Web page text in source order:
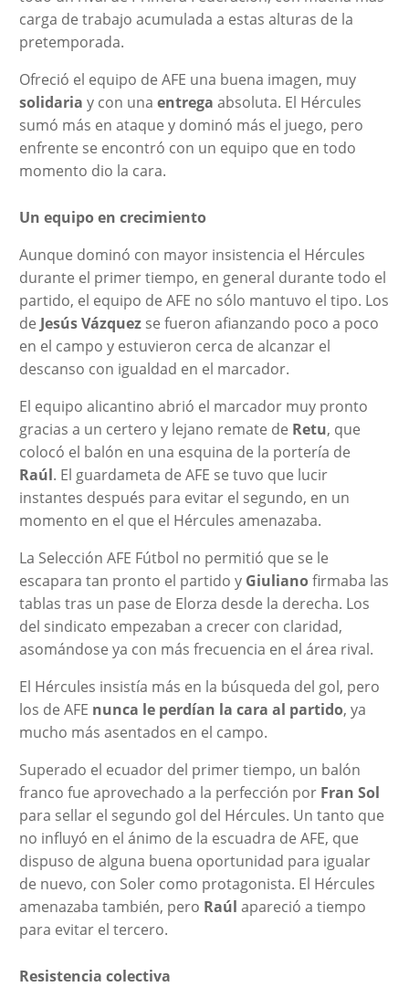
carga de trabajo acumulada a estas alturas de la
pretemporada.
Ofreció el equipo de AFE una buena imagen, muy
solidaria y con una entrega absoluta. El Hércules
sumó más en ataque y dominó más el juego, pero
enfrente se encontró con un equipo que en todo
momento dio la cara.
Un equipo en crecimiento
Aunque dominó con mayor insistencia el Hércules
durante el primer tiempo, en general durante todo el
partido, el equipo de AFE no sólo mantuvo el tipo. Los
de Jesús Vázquezse fueron afianzando poco a poco
en el campo y estuvieron cerca de alcanzar el
descanso con igualdad en el marcador.
El equipo alicantino abrió el marcador muy pronto
gracias a un certero y lejano remate de Retu, que
colocó el balón en una esquina de la portería de
Raúl. El guardameta de AFE se tuvo que lucir
instantes después para evitar el segundo, en un
momento en el que el Hércules amenazaba.
La Selección AFE Fútbol no permitió que se le
escapara tan pronto el partido y Giulianofirmaba las
tablas tras un pase de Elorza desde la derecha. Los
del sindicato empezaban a crecer con claridad,
asomándose ya con más frecuencia en el área rival.
El Hércules insistía más en la búsqueda del gol, pero
los de AFE nunca le perdían la cara al partido, ya
mucho más asentados en el campo.
Superado el ecuador del primer tiempo, un balón
franco fue aprovechado a la perfección por Fran Sol
para sellar el segundo gol del Hércules. Un tanto que
no influyó en el ánimo de la escuadra de AFE, que
dispuso de alguna buena oportunidad para igualar
de nuevo, con Soler como protagonista. El Hércules
amenazaba también, pero Raúl apareció a tiempo
para evitar el tercero.
Resistencia colectiva